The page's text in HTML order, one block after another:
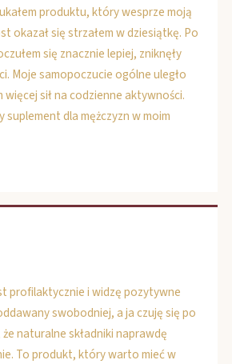
produktu, który wesprze moją
okazał się strzałem w dziesiątkę. Po
się znacznie lepiej, zniknęły
Moje samopoczucie ogólne uległo
więcej sił na codzienne aktywności.
suplement dla mężczyzn w moim
profilaktycznie i widzę pozytywne
swobodniej, a ja czuję się po
naturalne składniki naprawdę
To produkt, który warto mieć w